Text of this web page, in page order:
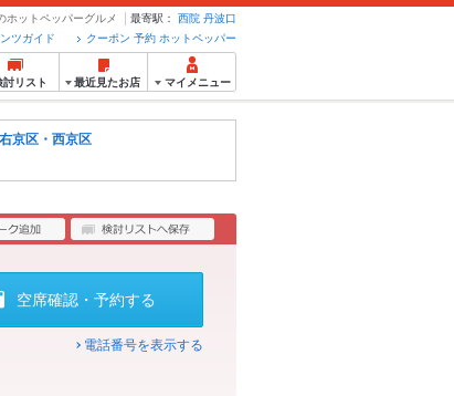
ホットペッパーグルメ 最寄駅： 西院 丹波口
クーポン 予約 ホットペッパー
ツガイド
討リスト 最近見たお店 マイメニュー
京区・西京区
空席確認・予約する
電話番号を表示する